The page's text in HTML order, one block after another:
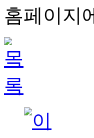
홈페이지